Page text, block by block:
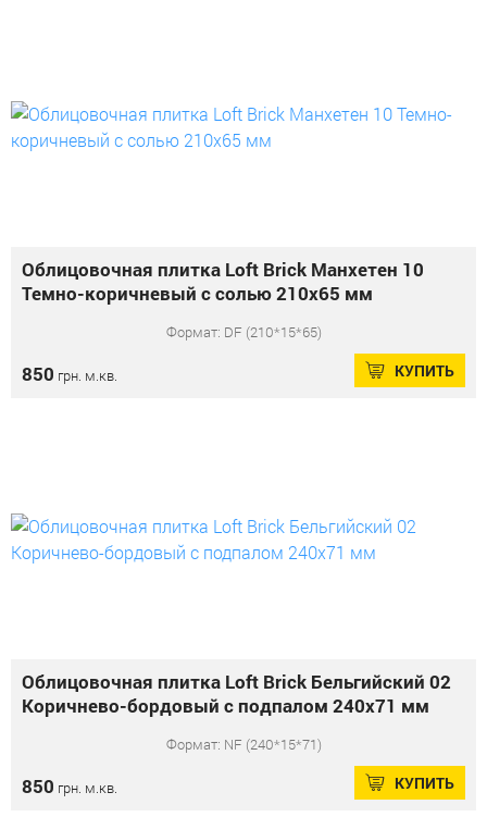
Облицовочная плитка Loft Brick Манхетен 10
Темно-коричневый с солью 210x65 мм
Формат: DF (210*15*65)
850 грн. м.кв. КУПИТЬ
Облицовочная плитка Loft Brick Бельгийский 02
Коричнево-бордовый с подпалом 240x71 мм
Формат: NF (240*15*71)
850 грн. м.кв. КУПИТЬ